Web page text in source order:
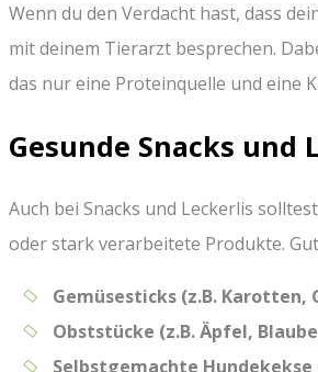
Wenn du den Verdacht hast, dass
mit deinem Tierarzt besprechen.
das nur eine Proteinquelle und eine
Gesunde Snacks und
Auch bei Snacks und Leckerlis
oder stark verarbeitete Produkte.
Gemüsesticks (z.B. Karotten,
Obststücke (z.B. Äpfel,
Selbstgemachte